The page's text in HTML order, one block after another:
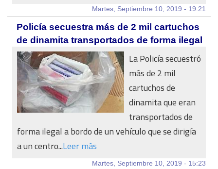
Martes, Septiembre 10, 2019 - 19:21
Policía secuestra más de 2 mil cartuchos
de dinamita transportados de forma ilegal
La Policía secuestró
más de 2 mil
cartuchos de
dinamita que eran
transportados de
forma ilegal a bordo de un vehículo que se dirigía
a un centro...Leer más
Martes, Septiembre 10, 2019 - 15:23